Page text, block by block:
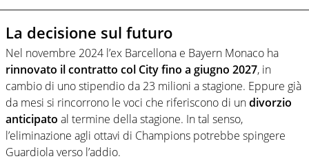
La decisione sul futuro
Nel novembre 2024 l’ex Barcellona e Bayern Monaco ha
rinnovato il contratto col City fino a giugno 2027, in
cambio di uno stipendio da 23 milioni a stagione. Eppure già
da mesi si rincorrono le voci che riferiscono di undivorzio
anticipato al termine della stagione. In tal senso,
l’eliminazione agli ottavi di Champions potrebbe spingere
Guardiola verso l’addio.